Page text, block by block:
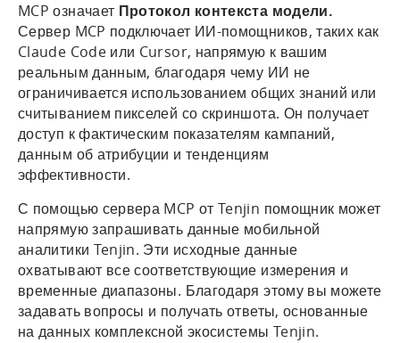
MCP означает Протокол контекста модели.
Сервер MCP подключает ИИ-помощников, таких как
Claude Code или Cursor, напрямую к вашим
реальным данным, благодаря чему ИИ не
ограничивается использованием общих знаний или
считыванием пикселей со скриншота. Он получает
доступ к фактическим показателям кампаний,
данным об атрибуции и тенденциям
эффективности.
С помощью сервера MCP от Tenjin помощник может
напрямую запрашивать данные мобильной
аналитики Tenjin. Эти исходные данные
охватывают все соответствующие измерения и
временные диапазоны. Благодаря этому вы можете
задавать вопросы и получать ответы, основанные
на данных комплексной экосистемы Tenjin.